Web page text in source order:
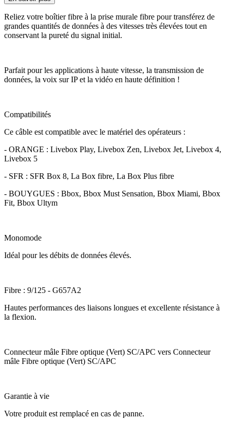
Reliez votre boîtier fibre à la prise murale fibre pour transférez de
grandes quantités de données à des vitesses très élevées tout en
conservant la pureté du signal initial.
Parfait pour les applications à haute vitesse, la transmission de
données, la voix sur IP et la vidéo en haute définition !
Compatibilités
Ce câble est compatible avec le matériel des opérateurs :
- ORANGE : Livebox Play, Livebox Zen, Livebox Jet, Livebox 4,
Livebox 5
- SFR : SFR Box 8, La Box fibre, La Box Plus fibre
- BOUYGUES : Bbox, Bbox Must Sensation, Bbox Miami, Bbox
Fit, Bbox Ultym
Monomode
Idéal pour les débits de données élevés.
Fibre : 9/125 - G657A2
Hautes performances des liaisons longues et excellente résistance à
la flexion.
Connecteur mâle Fibre optique (Vert) SC/APC vers Connecteur
mâle Fibre optique (Vert) SC/APC
Garantie à vie
Votre produit est remplacé en cas de panne.